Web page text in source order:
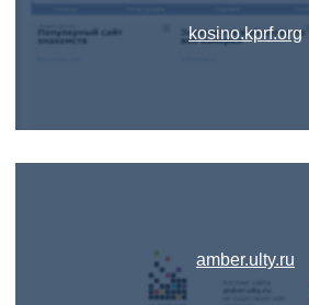
kosino.kprf.org
amber.ulty.ru